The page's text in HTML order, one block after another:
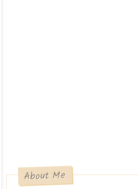
About Me